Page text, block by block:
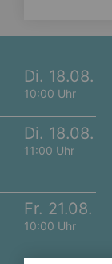
Di. 18.08.
10:00 Uhr
Di. 18.08.
11:00 Uhr
Fr. 21.08.
10:00 Uhr